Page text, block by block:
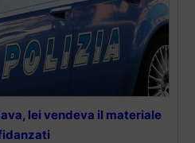
lei vendeva il materiale